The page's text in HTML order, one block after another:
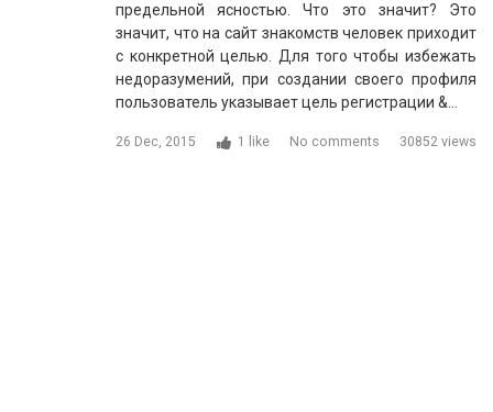
предельной ясностью. Что это значит? Это
значит, что на сайт знакомств человек приходит
с конкретной целью. Для того чтобы избежать
недоразумений, при создании своего профиля
пользователь указывает цель регистрации &…
26 Dec, 2015 1 like No comments 30852 views